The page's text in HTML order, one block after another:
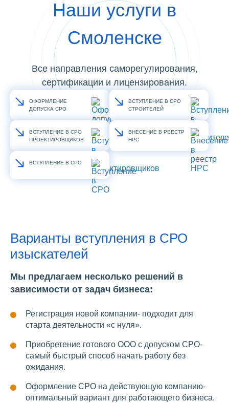
Наши услуги в
Смоленске
Все направления саморегулирования,
сертификации и лицензирования.
ОФОРМЛЕНИЕ
ДОПУСКА СРО
ВСТУПЛЕНИЕ В СРО
СТРОИТЕЛЕЙ
ВСТУПЛЕНИЕ В СРО
ПРОЕКТИРОВЩИКОВ
ВНЕСЕНИЕ В РЕЕСТР
НРС
ВСТУПЛЕНИЕ В СРО
Варианты вступления в СРО
изыскателей
Мы предлагаем несколько решений в
зависимости от задач бизнеса:
Регистрация новой компании- подходит для
старта деятельности «с нуля».
Приобретение готового ООО с допуском СРО-
самый быстрый способ начать работу без
ожидания.
Оформление СРО на действующую компанию-
оптимальный вариант для работающего бизнеса.